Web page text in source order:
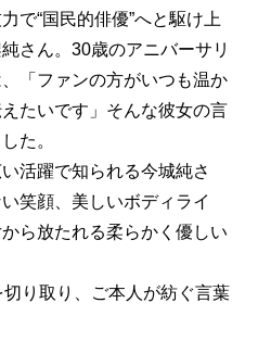
で“国民的俳優”へと駆け上
さん。30歳のアニバーサリ
「ファンの方がいつも温か
たいです」そんな彼女の言
た。
活躍で知られる今城純さ
笑顔、美しいボディライ
ら放たれる柔らかく優しい
り取り、ご本人が紡ぐ言葉